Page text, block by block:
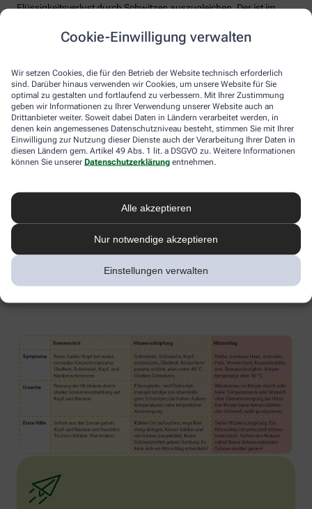
Cookie-Einwilligung verwalten
Wir setzen Cookies, die für den Betrieb der Website technisch erforderlich
sind. Darüber hinaus verwenden wir Cookies, um unsere Website für Sie
optimal zu gestalten und fortlaufend zu verbessern. Mit Ihrer Zustimmung
geben wir Informationen zu Ihrer Verwendung unserer Website auch an
Drittanbieter weiter. Soweit dabei Daten in Ländern verarbeitet werden, in
denen kein angemessenes Datenschutzniveau besteht, stimmen Sie mit Ihrer
Einwilligung zur Nutzung dieser Dienste auch der Verarbeitung Ihrer Daten in
diesen Ländern gem. Artikel 49 Abs. 1 lit. a DSGVO zu. Weitere Informationen
können Sie unserer Datenschutzerklärung entnehmen.
Alle akzeptieren
Nur notwendige akzeptieren
Einstellungen verwalten
Flüssigkeitsverlust durch Schwitzen auszugleichen. Der ist im
Temperaturen. Trinken wir zu wenig, sind Kopfschmerzen und
Konzentrationsprobleme meist die Folge.
Weniger bekannt ist, dass ein Flüssigkeitsmangel auch anderen
Organen zusetzt. So kann Hitzestress auch ernsthaft die Nieren
schädigen – und zwar nachhaltig und auch bei gesunden
Menschen. Als Faustregel gilt: Zwei bis drei Liter täglich sollten es
sein. Die besten Durstlöscher: Mineralwasser, ungesüßte Kräuter-
und Früchtetees oder verdünnte Säfte. Auch wasserreiches Obst
und Gemüse wie Melonen, Gurken oder Tomaten kann
Flüssigkeitsverluste ausgleichen. Bei Herz-Kreislauf- oder
besprechen.
Sonnenstich, Hitzeerschöpfung und
Hitzschlag: Was ist das eigentlich?
Grad oder einfach nur die drückende Hitze in der Stadt:
Hitzeerkrankungen können mitunter lebensbedrohlich sein.